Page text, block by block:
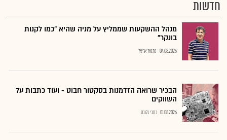
חדשות
מנהל ההשקעות שממליץ על מניה שהיא "כמו לקנות
בונקר"
04.08.2026 נתנאל אריאל
הבכיר שרואה הזדמנות בסקטור חבוט - ועוד כתבות על
השווקים
01.08.2026 כתבי גלובס